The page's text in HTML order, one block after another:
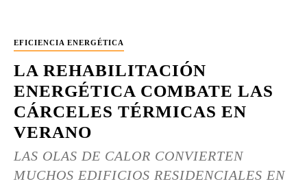
EFICIENCIA ENERGÉTICA
LA REHABILITACIÓN
ENERGÉTICA COMBATE LAS
CÁRCELES TÉRMICAS EN
VERANO
LAS OLAS DE CALOR CONVIERTEN
MUCHOS EDIFICIOS RESIDENCIALES EN